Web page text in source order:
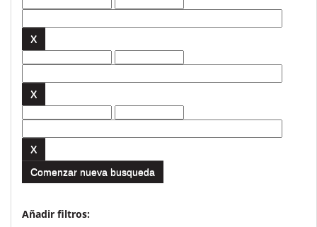
Comenzar nueva busqueda
Añadir filtros: